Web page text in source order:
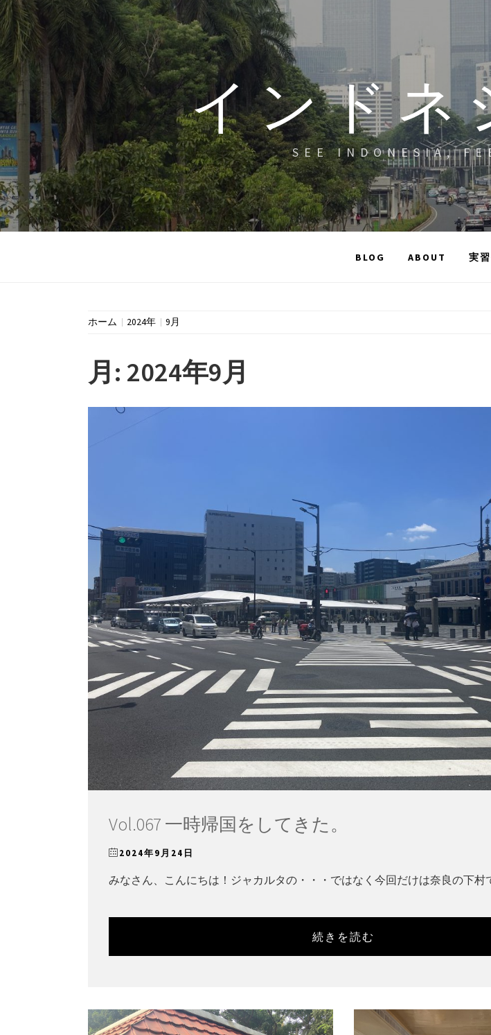
コ
ン
テ
ン
ツ
へ
キ
ッ
プ
インドネ
SEE INDONESIA,
BLOG ABOUT 実
ホーム 2024年 9月
月: 2024年9月
Vol.067 一時帰国をしてきた。
2024年9月24日
みなさん、こんにちは！ジャカルタの・・・ではなく今回だけは奈良の下村
続きを読む